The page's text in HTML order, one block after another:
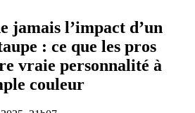
jamais l’impact d’un
: ce que les pros
vraie personnalité à
couleur